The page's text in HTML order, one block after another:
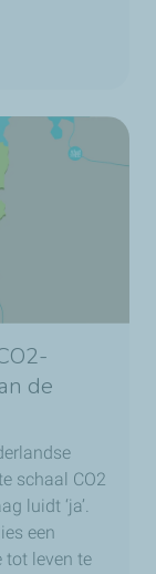
de
schaal CO2
luidt ‘ja’.
een
tot leven te